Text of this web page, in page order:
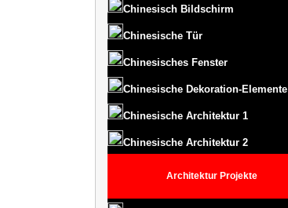
Chinesisch Bildschirm
Chinesische Tür
Chinesisches Fenster
Chinesische Dekoration-Elemente
Chinesische Architektur 1
Chinesische Architektur 2
Architektur Projekte